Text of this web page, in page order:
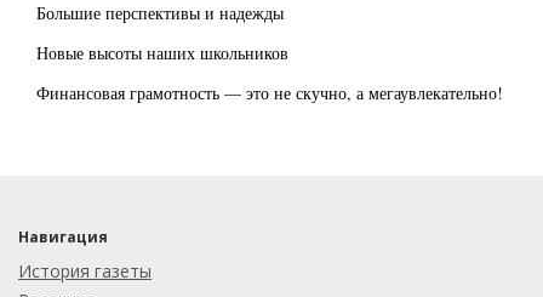
Большие перспективы и надежды
Новые высоты наших школьников
Финансовая грамотность — это не скучно, а мегаувлекательно!
Навигация
История газеты